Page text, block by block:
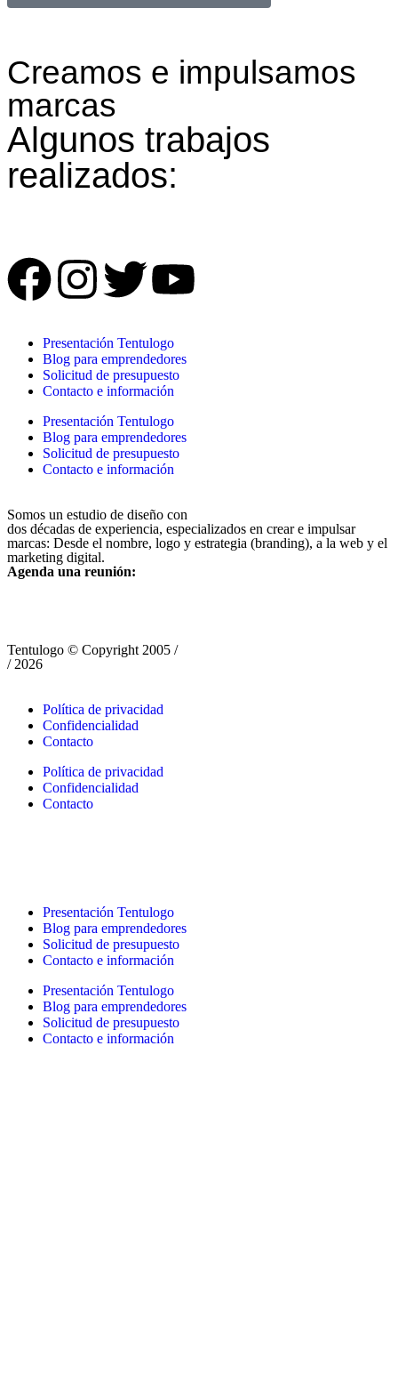
Creamos e impulsamos
marcas
Algunos trabajos
realizados:
Presentación Tentulogo
Blog para emprendedores
Solicitud de presupuesto
Contacto e información
Presentación Tentulogo
Blog para emprendedores
Solicitud de presupuesto
Contacto e información
Somos un estudio de diseño con
dos décadas de experiencia, especializados en crear e impulsar
marcas: Desde el nombre, logo y estrategia (branding), a la web y el
marketing digital.
Agenda una reunión:
Tentulogo © Copyright 2005 /
/ 2026
Política de privacidad
Confidencialidad
Contacto
Política de privacidad
Confidencialidad
Contacto
Presentación Tentulogo
Blog para emprendedores
Solicitud de presupuesto
Contacto e información
Presentación Tentulogo
Blog para emprendedores
Solicitud de presupuesto
Contacto e información